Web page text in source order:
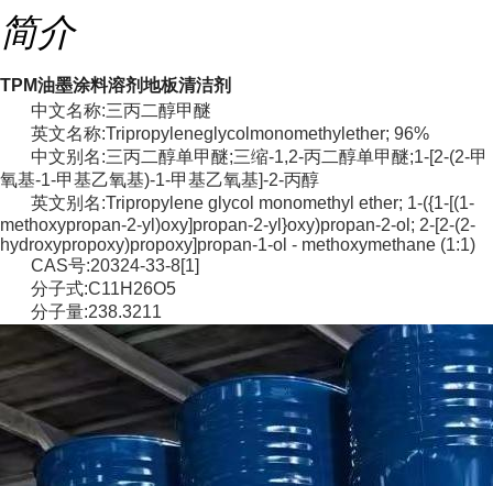
简介
TPM油墨涂料溶剂地板清洁剂
中文名称:三丙二醇甲醚
英文名称:Tripropyleneglycolmonomethylether; 96%
中文别名:三丙二醇单甲醚;三缩-1,2-丙二醇单甲醚;1-[2-(2-甲
氧基-1-甲基乙氧基)-1-甲基乙氧基]-2-丙醇
英文别名:Tripropylene glycol monomethyl ether; 1-({1-[(1-
methoxypropan-2-yl)oxy]propan-2-yl}oxy)propan-2-ol; 2-[2-(2-
hydroxypropoxy)propoxy]propan-1-ol - methoxymethane (1:1)
CAS号:20324-33-8[1]
分子式:C11H26O5
分子量:238.3211